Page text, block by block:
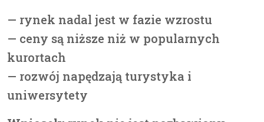
— rynek nadal jest w fazie wzrostu
— ceny są niższe niż w popularnych
kurortach
— rozwój napędzają turystyka i
uniwersytety